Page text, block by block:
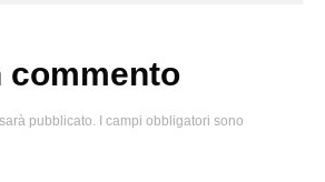
commento
pubblicato.
I campi obbligatori sono